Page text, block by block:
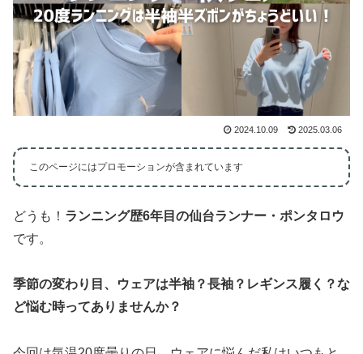
2024.10.09 2025.03.06
このページにはプロモーションが含まれています
どうも！ ランニング歴6年目の仙台ランナー・ポンタロウ
です。
季節の変わり目、ウェアは半袖？長袖？レギンス履く？な
ど悩む時ってありませんか？